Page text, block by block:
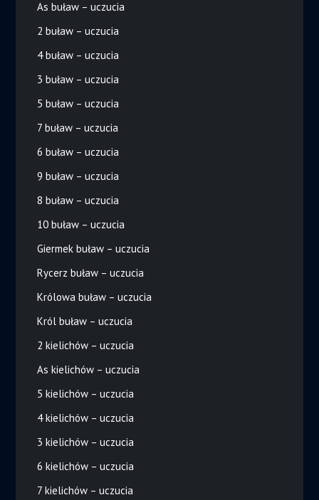
As buław – uczucia
2 buław – uczucia
4 buław – uczucia
3 buław – uczucia
5 buław – uczucia
7 buław – uczucia
6 buław – uczucia
9 buław – uczucia
8 buław – uczucia
10 buław – uczucia
Giermek buław – uczucia
Rycerz buław – uczucia
Królowa buław – uczucia
Król buław – uczucia
2 kielichów – uczucia
As kielichów – uczucia
5 kielichów – uczucia
4 kielichów – uczucia
3 kielichów – uczucia
6 kielichów – uczucia
7 kielichów – uczucia